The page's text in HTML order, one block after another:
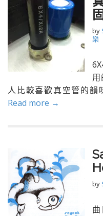
by
樂
人比較喜歡真空管的韻
Read more →
by